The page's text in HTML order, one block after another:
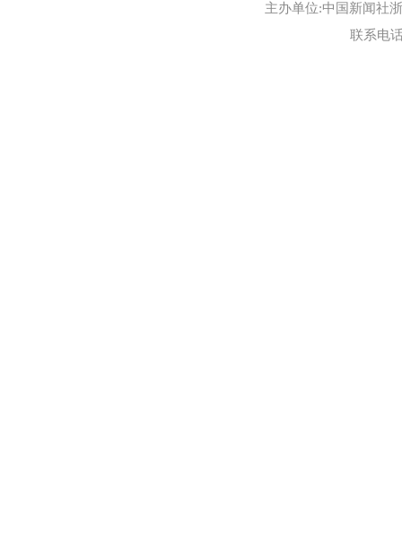
主办单位:中国新闻社
联系电